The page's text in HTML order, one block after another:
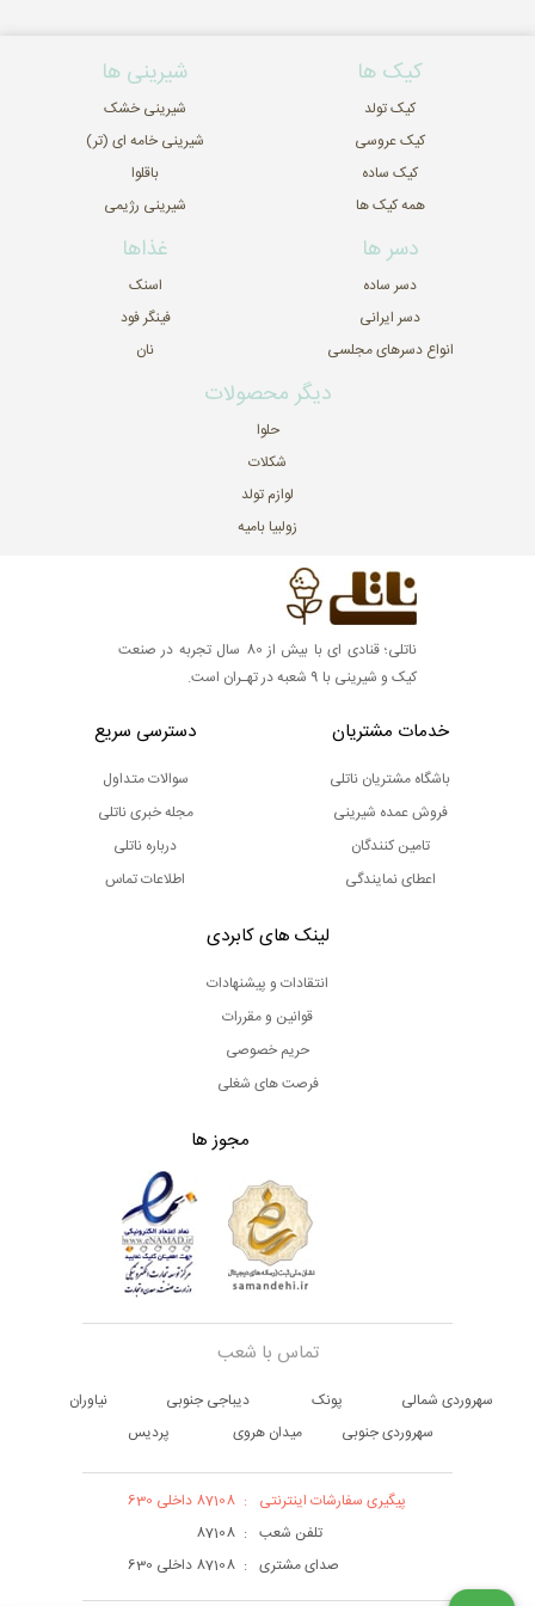
کیک ها
کیک تولد
کیک عروسی
کیک ساده
همه کیک ها
شیرینی ها
شیرینی خشک
شیرینی خامه ای (تر)
باقلوا
شیرینی رژیمی
دسر ها
دسر ساده
دسر ایرانی
انواع دسرهای مجلسی
غذاها
اسنک
فینگر فود
نان
دیگر محصولات
حلوا
شکلات
لوازم تولد
زولبیا بامیه
ناتلی؛ قنادی ای با بیش از 80 سال تجربه در صنعت
کیک و شیرینی با 9 شعبه در تهـران است.
خدمات مشتریان
باشگاه مشتریان ناتلی
فروش عمده شیرینی
تامین کنندگان
اعطای نمایندگی
دسترسی سریع
سوالات متداول
مجله خبری ناتلی
درباره ناتلی
اطلاعات تماس
لینک های کابردی
انتقادات و پیشنهادات
قوانین و مقررات
حریم خصوصی
فرصت های شغلی
مجوز ها
تماس با شعب
سهروردی شمالی پونک دیباجی جنوبی
نیاوران
سهروردی جنوبی
میدان هروی پردیس
پیگیری سفارشات اینترنتی : 87108 داخلی 630
تلفن شعب :
87108
صدای مشتری : 87108 داخلی 630